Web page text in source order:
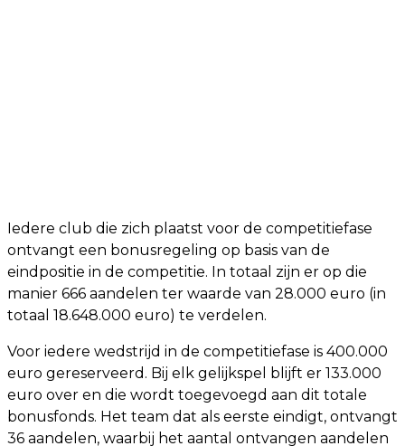
Iedere club die zich plaatst voor de competitiefase
ontvangt een bonusregeling op basis van de
eindpositie in de competitie. In totaal zijn er op die
manier 666 aandelen ter waarde van 28.000 euro (in
totaal 18.648.000 euro) te verdelen.
Voor iedere wedstrijd in de competitiefase is 400.000
euro gereserveerd. Bij elk gelijkspel blijft er 133.000
euro over en die wordt toegevoegd aan dit totale
bonusfonds. Het team dat als eerste eindigt, ontvangt
36 aandelen, waarbij het aantal ontvangen aandelen